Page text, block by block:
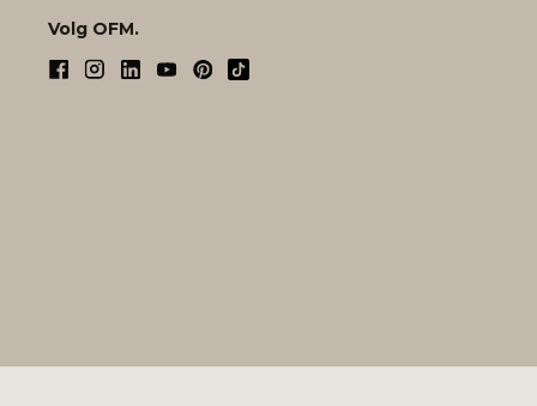
Volg OFM.